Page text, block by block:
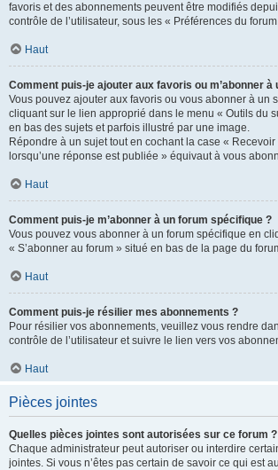
favoris et des abonnements peuvent être modifiés
contrôle de l’utilisateur, sous les « Préférences du
Haut
Comment puis-je ajouter aux favoris ou m’abonner à
Vous pouvez ajouter aux favoris ou vous abonner à un
cliquant sur le lien approprié dans le menu « Outils du
en bas des sujets et parfois illustré par une image.
Répondre à un sujet tout en cochant la case «
lorsqu’une réponse est publiée » équivaut à vous
Haut
Comment puis-je m’abonner à un forum spécifique ?
Vous pouvez vous abonner à un forum spécifique en
« S’abonner au forum » situé en bas de la page du
Haut
Comment puis-je résilier mes abonnements ?
Pour résilier vos abonnements, veuillez vous rendre
contrôle de l’utilisateur et suivre le lien vers vos
Haut
Pièces jointes
Quelles pièces jointes sont autorisées sur ce forum ?
Chaque administrateur peut autoriser ou interdire
jointes. Si vous n’êtes pas certain de savoir ce qui est